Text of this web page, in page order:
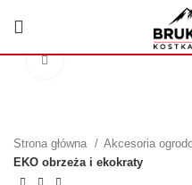
Strona główna
Akcesoria
EKO obrzeża i ekokraty